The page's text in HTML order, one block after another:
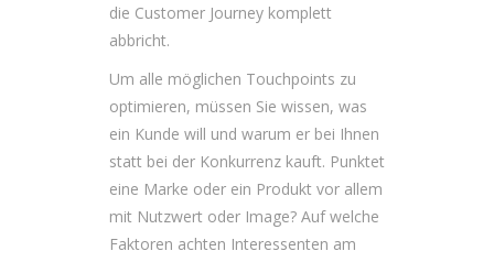
die Customer Journey komplett
abbricht.
Um alle möglichen Touchpoints zu
optimieren, müssen Sie wissen, was
ein Kunde will und warum er bei Ihnen
statt bei der Konkurrenz kauft. Punktet
eine Marke oder ein Produkt vor allem
mit Nutzwert oder Image? Auf welche
Faktoren achten Interessenten am